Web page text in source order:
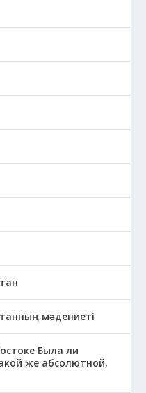
мәдениеті
Была ли
же абсолютной,